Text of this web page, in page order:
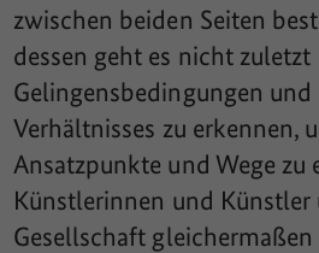
zwischen beiden Seiten
dessen geht es nicht zuletzt
Gelingensbedingungen und
Verhältnisses zu erkennen,
Ansatzpunkte und Wege zu
Künstlerinnen und
Gesellschaft